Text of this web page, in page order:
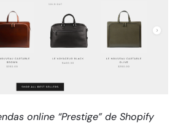
online “Prestige” de Shopify